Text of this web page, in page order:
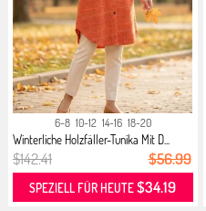
6-8 10-12 14-16 18-20
Winterliche Holzfäller-Tunika Mit D...
$142.41 $56.99
SPEZIELL FÜR HEUTE$34.19